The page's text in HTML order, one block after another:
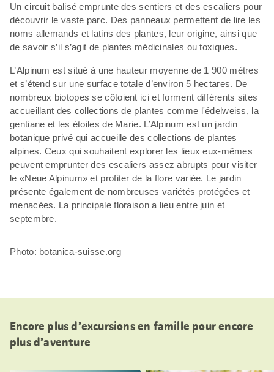
Un circuit balisé emprunte des sentiers et des escaliers pour
découvrir le vaste parc. Des panneaux permettent de lire les
noms allemands et latins des plantes, leur origine, ainsi que
de savoir s’il s’agit de plantes médicinales ou toxiques.
L’Alpinum est situé à une hauteur moyenne de 1 900 mètres
et s’étend sur une surface totale d’environ 5 hectares. De
nombreux biotopes se côtoient ici et forment différents sites
accueillant des collections de plantes comme l'édelweiss, la
gentiane et les étoiles de Marie. L’Alpinum est un jardin
botanique privé qui accueille des collections de plantes
alpines. Ceux qui souhaitent explorer les lieux eux-mêmes
peuvent emprunter des escaliers assez abrupts pour visiter
le «Neue Alpinum» et profiter de la flore variée. Le jardin
présente également de nombreuses variétés protégées et
menacées. La principale floraison a lieu entre juin et
septembre.
Photo: botanica-suisse.org
Encore plus d’excursions en famille pour encore
plus d’aventure